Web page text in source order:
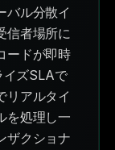
バル分散イ
信者場所に
ードが即時
ズSLAで
リアルタイ
を処理し一
ザクショナ